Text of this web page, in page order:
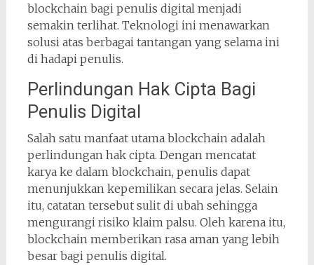
blockchain bagi penulis digital menjadi
semakin terlihat. Teknologi ini menawarkan
solusi atas berbagai tantangan yang selama ini
di hadapi penulis.
Perlindungan Hak Cipta Bagi
Penulis Digital
Salah satu manfaat utama blockchain adalah
perlindungan hak cipta. Dengan mencatat
karya ke dalam blockchain, penulis dapat
menunjukkan kepemilikan secara jelas. Selain
itu, catatan tersebut sulit di ubah sehingga
mengurangi risiko klaim palsu. Oleh karena itu,
blockchain memberikan rasa aman yang lebih
besar bagi penulis digital.